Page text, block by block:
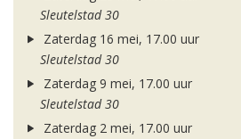
Sleutelstad 30
Zaterdag 16 mei, 17.00 uur
Sleutelstad 30
Zaterdag 9 mei, 17.00 uur
Sleutelstad 30
Zaterdag 2 mei, 17.00 uur